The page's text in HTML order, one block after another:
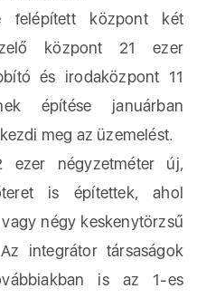
felépített központ két
központ 21 ezer
és irodaközpont 11
építése januárban
meg az üzemelést.
ezer négyzetméter új,
is építettek, ahol
négy keskenytörzsű
integrátor társaságok
is az 1-es